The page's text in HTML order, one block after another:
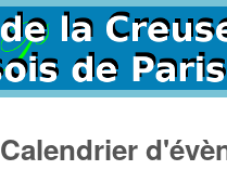
Calendrier